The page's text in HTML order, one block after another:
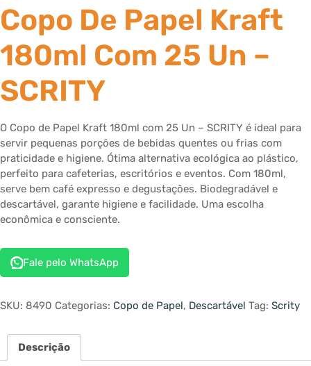
Copo De Papel Kraft
180ml Com 25 Un –
SCRITY
O Copo de Papel Kraft 180ml com 25 Un – SCRITY é ideal para
servir pequenas porções de bebidas quentes ou frias com
praticidade e higiene. Ótima alternativa ecológica ao plástico,
perfeito para cafeterias, escritórios e eventos. Com 180ml,
serve bem café expresso e degustações. Biodegradável e
descartável, garante higiene e facilidade. Uma escolha
econômica e consciente.
Fale pelo WhatsApp
SKU: 8490 Categorias: Copo de Papel, Descartável Tag: Scrity
Descrição